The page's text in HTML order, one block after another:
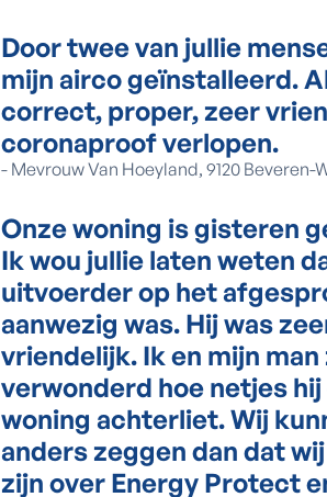
Door twee van jullie
mijn airco geïnstalleerd.
correct, proper, zeer
coronaproof verlopen.
- Mevrouw Van Hoeyland, 9120 Beveren-
Onze woning is gisteren
Ik wou jullie laten weten
uitvoerder op het
aanwezig was. Hij was
vriendelijk. Ik en mijn man
verwonderd hoe netjes hij
woning achterliet. Wij
anders zeggen dan dat
zijn over Energy Protect